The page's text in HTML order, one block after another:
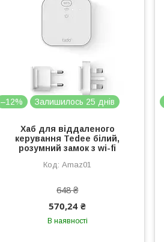
–12% Залишилось 25 днів
Хаб для віддаленого
керування Tedee білий,
розумний замок з wi-fi
Amaz01
648 ₴
570,24 ₴
В наявності